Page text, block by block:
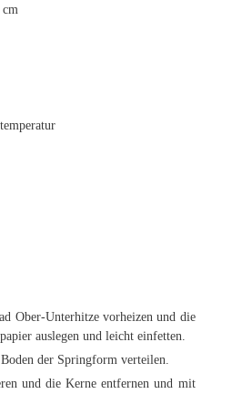
Ober-Unterhitze vorheizen und die
auslegen und leicht einfetten.
der Springform verteilen.
und die Kerne entfernen und mit